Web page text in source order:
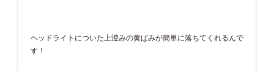
ヘッドライトについた上澄みの黄ばみが簡単に落ちてくれるんで
す！